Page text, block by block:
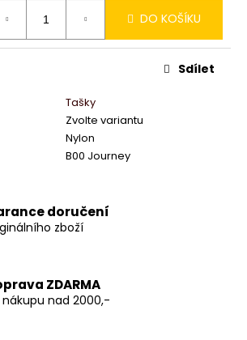
DO KOŠÍKU
Tašky
Zvolte variantu
Nylon
B00 Journey
Sdílet
doručení
zboží
ZDARMA
nákupu nad 2000,-